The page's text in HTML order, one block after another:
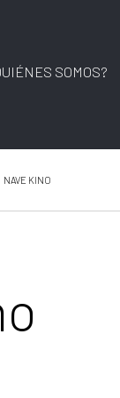
SOMOS?
NAVE KINO